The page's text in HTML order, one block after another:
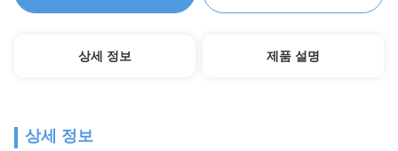
상세 정보 제품 설명
상세 정보